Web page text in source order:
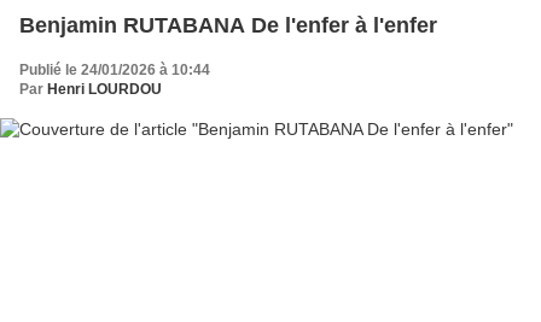
Benjamin RUTABANA De l'enfer à l'enfer
Publié le 24/01/2026 à 10:44
Par Henri LOURDOU